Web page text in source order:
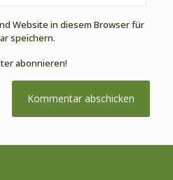
Website in diesem Browser für
speichern.
abonnieren!